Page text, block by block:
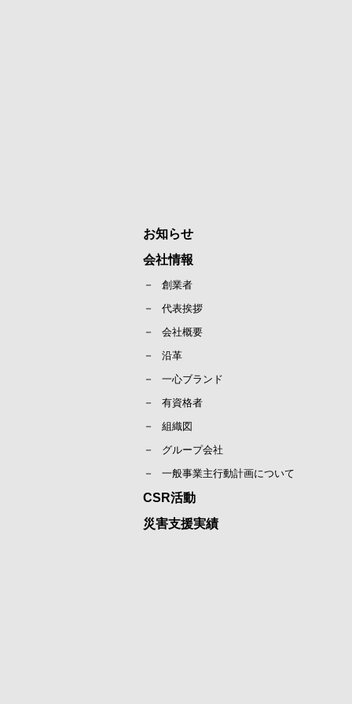
お知らせ
会社情報
創業者
代表挨拶
会社概要
沿革
一心ブランド
有資格者
組織図
グループ会社
一般事業主行動計画について
CSR活動
災害支援実績